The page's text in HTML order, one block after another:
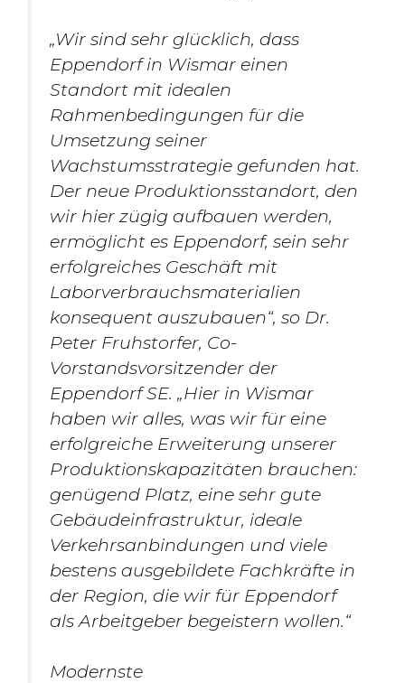
„Wir sind sehr glücklich, dass
Eppendorf in Wismar einen
Standort mit idealen
Rahmenbedingungen für die
Umsetzung seiner
Wachstumsstrategie gefunden hat.
Der neue Produktionsstandort, den
wir hier zügig aufbauen werden,
ermöglicht es Eppendorf, sein sehr
erfolgreiches Geschäft mit
Laborverbrauchsmaterialien
konsequent auszubauen“, so Dr.
Peter Fruhstorfer, Co-
Vorstandsvorsitzender der
Eppendorf SE. „Hier in Wismar
haben wir alles, was wir für eine
erfolgreiche Erweiterung unserer
Produktionskapazitäten brauchen:
genügend Platz, eine sehr gute
Gebäudeinfrastruktur, ideale
Verkehrsanbindungen und viele
bestens ausgebildete Fachkräfte in
der Region, die wir für Eppendorf
als Arbeitgeber begeistern wollen.“
Modernste